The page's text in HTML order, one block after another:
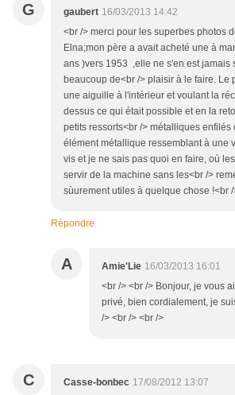
G gaubert 16/03/2013 14:42
<br /> merci pour les superbes photos
Elna;mon père a avait acheté une à
ans )vers 1953 ,elle ne s'en est jamais
beaucoup de<br /> plaisir à le faire. Le
une aiguille à l'intérieur et voulant la
dessus ce qui était possible et en la
petits ressorts<br /> métalliques enfilés
élément métallique ressemblant à une
vis et je ne sais pas quoi en faire, où
servir de la machine sans les<br />
sùurement utiles à quelque chose !<br /
Répondre
A Amie'Lie 16/03/2013 16:01
<br /> <br /> Bonjour, je vous
privé, bien cordialement, je
/> <br /> <br />
C Casse-bonbec 17/08/2012 13:07